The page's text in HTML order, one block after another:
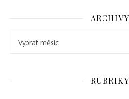
ARCHIVY
RUBRIKY